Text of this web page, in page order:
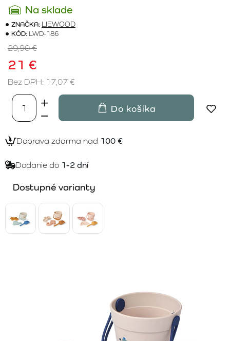
Na sklade
ZNAČKA: LIEWOOD
KÓD: LWD-186
21 €
29,90 €
Bez DPH: 17,07 €
Do košíka
Doprava zdarma nad 100 €
Dodanie do 1-2 dní
Dostupné varianty